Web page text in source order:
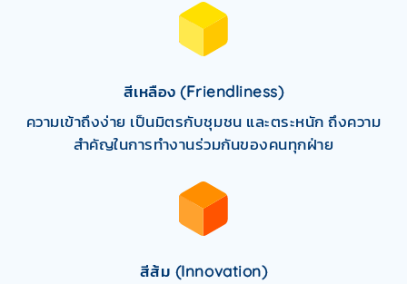
สีเหลือง (Friendliness)
ความเข้าถึงง่าย เป็นมิตรกับชุมชน และตระหนักถึงความ
สำคัญในการทำงานร่วมกันของคนทุกฝ่าย
สีส้ม (Innovation)